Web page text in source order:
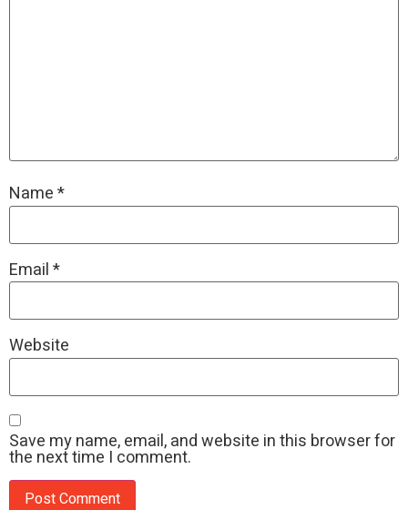
Name*
Email*
Website
Save my name, email, and website in this browser for
the next time I comment.